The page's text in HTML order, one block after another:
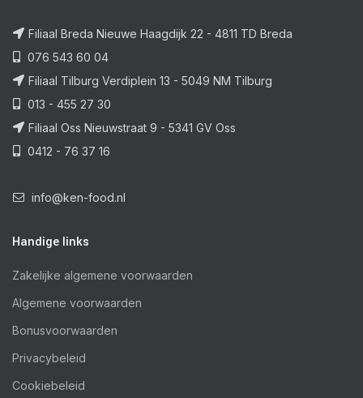
Filiaal Breda Nieuwe Haagdijk 22 - 4811 TD Breda
076 543 60 04
Filiaal Tilburg Verdiplein 13 - 5049 NM Tilburg
013 - 455 27 30
Filiaal Oss Nieuwstraat 9 - 5341 GV Oss
0412 - 76 37 16
info@ken-food.nl
Handige links
Zakelijke algemene voorwaarden
Algemene voorwaarden
Bonusvoorwaarden
Privacybeleid
Cookiebeleid